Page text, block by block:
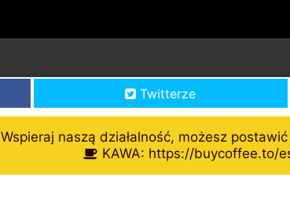
Twitterze
Wspieraj naszą działalność, możesz
KAWA: https://buycoffee.to/